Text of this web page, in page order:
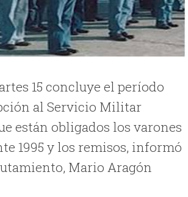
15 concluye el período
al Servicio Militar
están obligados los varones
1995 y los remisos, informó
Mario Aragón